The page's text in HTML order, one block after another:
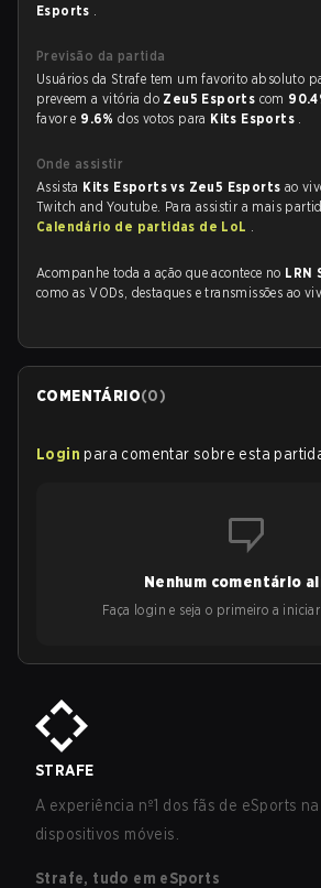
Esports .
Previsão da partida
Usuários da Strafe tem um favorito absoluto
preveem a vitória do Zeu5 Esports com
favor e 9.6%dos votos para Kits Esports .
Onde assistir
Assista Kits Esports vs Zeu5 Esports ao
Twitch and Youtube. Para assistir a mais
Calendário de partidas de LoL .
Acompanhe toda a ação que acontece no LRN
como as VODs, destaques e transmissões ao
COMENTÁRIO(0)
Login para comentar sobre esta
Nenhum comentário
Faça login e seja o primeiro a iniciar
STRAFE
A experiência nº1 dos fãs de eSports
dispositivos móveis.
Strafe, tudo em eSports